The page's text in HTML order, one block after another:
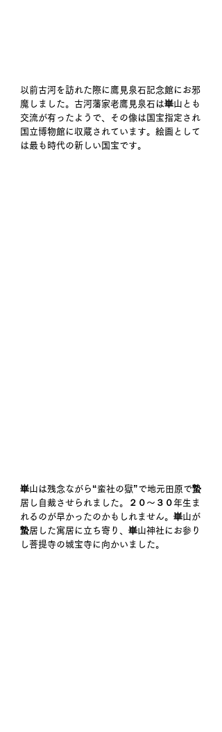
以前古河を訪れた際に鷹見泉石記念館にお邪
魔しました。古河藩家老鷹見泉石は崋山とも
交流が有ったようで、その像は国宝指定され
国立博物館に収蔵されています。絵画として
は最も時代の新しい国宝です。
崋山は残念ながら“蛮社の獄”で地元田原で蟄
居し自裁させられました。２０～３０年生ま
れるのが早かったのかもしれません。崋山が
蟄居した寓居に立ち寄り、崋山神社にお参り
し菩提寺の城宝寺に向かいました。